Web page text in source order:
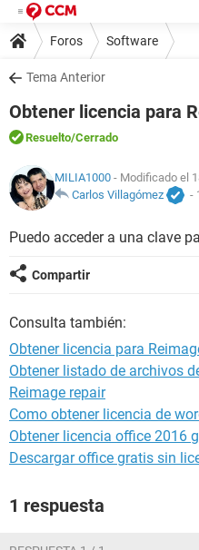
Foros Software
Tema Anterior
Obtener licencia para
Resuelto/Cerrado
MILIA1000 - Modificado el
Carlos Villagómez
-
Puedo acceder a una clave
Compartir
Consulta también:
Obtener licencia para
Obtener listado de archivos
Reimage repair
Como obtener licencia de
Obtener licencia office 2016
Descargar office gratis sin
1 respuesta